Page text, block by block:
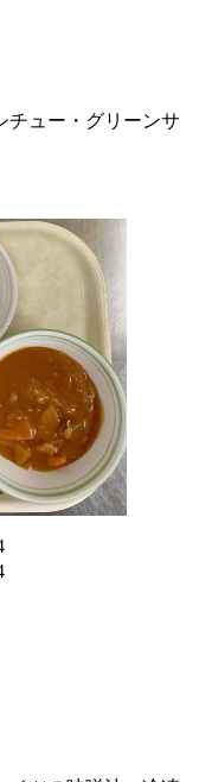
チュー・グリーンサ